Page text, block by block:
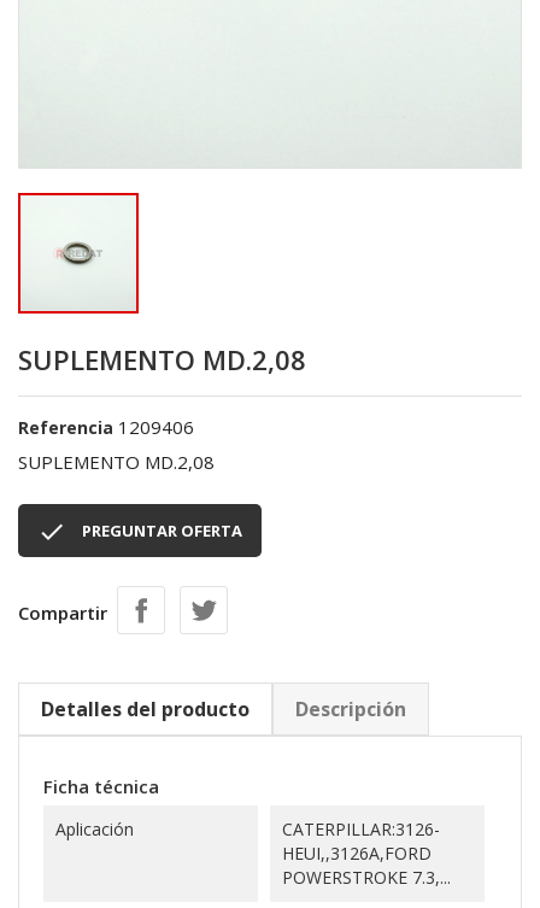
SUPLEMENTO MD.2,08
Referencia 1209406
SUPLEMENTO MD.2,08
 PREGUNTAR OFERTA
Compartir
Detalles del producto Descripción
Ficha técnica
Aplicación
CATERPILLAR:3126-
HEUI,,3126A,FORD
POWERSTROKE 7.3,...